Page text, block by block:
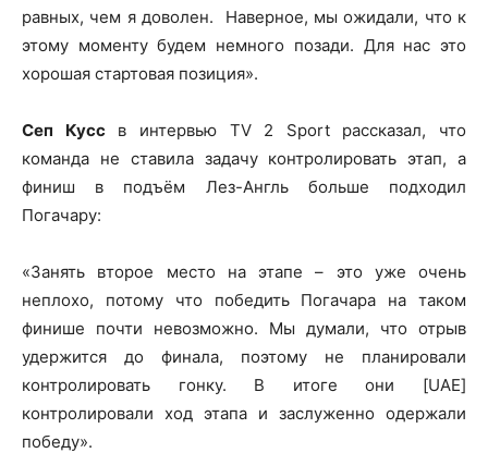
равных, чем я доволен. Наверное, мы ожидали, что к
этому моменту будем немного позади. Для нас это
хорошая стартовая позиция».
Сеп Куссв интервью TV 2 Sport рассказал, что
команда не ставила задачу контролировать этап, а
финиш в подъём Лез-Англь больше подходил
Погачару:
«Занять второе место на этапе – это уже очень
неплохо, потому что победить Погачара на таком
финише почти невозможно. Мы думали, что отрыв
удержится до финала, поэтому не планировали
контролировать гонку. В итоге они [UAE]
контролировали ход этапа и заслуженно одержали
победу».